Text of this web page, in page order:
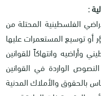
:
الفلسطينية المحتلة من
أو توسيع المستعمرات عليها
وأراضيه وانتهاكاً للقوانين
الواردة في القوانين
بالحقوق والأملاك المدنية